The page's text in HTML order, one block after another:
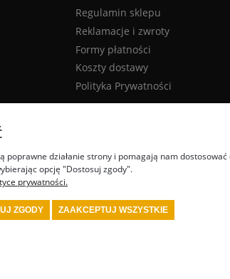
Regulamin sklepu
Reklamacje i zwroty
Formy płatności
Koszty dostawy
Polityka Prywatności
tanie akcesoria rajdowe red spec tanie wyposażenie
działanie strony i pomagają nam
opcję "Dostosuj zgody".
prywatności.
ZGODY ZAAKCEPTUJ WSZYSTKIE